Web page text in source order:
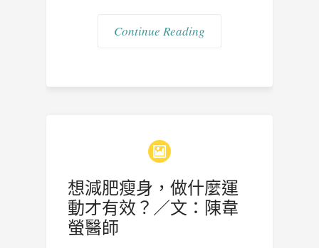
Continue Reading
想減肥瘦身，做什麼運
動才有效？／文：陳韋
螢醫師